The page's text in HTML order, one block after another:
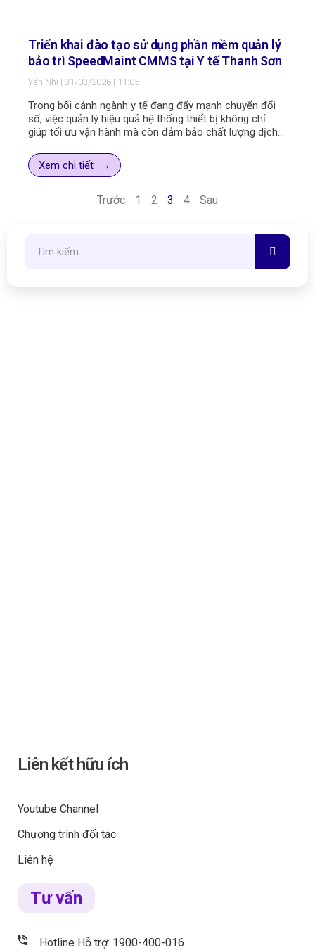
Triển khai đào tạo sử dụng phần mềm quản lý
bảo trì SpeedMaint CMMS tại Y tế Thanh Sơn
Yến Nhi 31/03/2026 11:05
Trong bối cảnh ngành y tế đang đẩy mạnh chuyển đổi
số, việc quản lý hiệu quả hệ thống thiết bị không chỉ
giúp tối ưu vận hành mà còn đảm bảo chất lượng dịch
bảo trì, Công ty Y tế Thanh Sơn đã phối hợp cùng đội
ngũ tư vấn triển khai của SpeedMaint tổ chức buổi đào
tại trụ sở làm việc của Công ty Y tế Thanh Sơn – Phú
Xem chi tiết
Trước 1 2 3 4 Sau
Liên kết hữu ích
Youtube Channel
Chương trình đối tác
Liên hệ
Tư vấn
Hotline Hỗ trợ: 1900-400-016